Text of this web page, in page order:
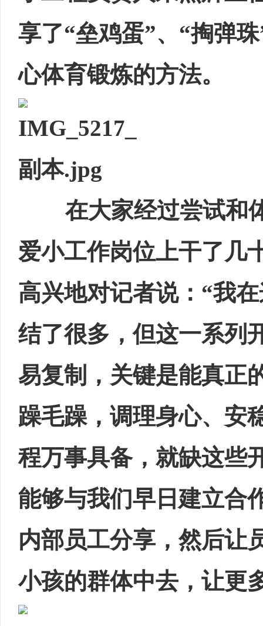
享了“垒鸡蛋”、“掏弹
心体育锻炼的方法。
在大家经过尝试和
爱小工作岗位上干了几
高兴地对记者说：“我
结了很多，但这一系列
易复制，关键是能真正
躁毛躁，调理身心、安
程万事具备，就缺这些
能够与我们早日建立合
内部员工分享，然后让
小孩的群体中去，让更